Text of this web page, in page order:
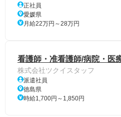
正社員
愛媛県
月給22万円～28万円
看護師・准看護師/病院・医
株式会社ツクイスタッフ
派遣社員
徳島県
時給1,700円～1,850円